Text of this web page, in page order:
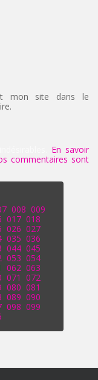
mon site dans le
En savoir
commentaires sont
008 009
017 018
026 027
035 036
044 045
053 054
062 063
071 072
080 081
089 090
098 099